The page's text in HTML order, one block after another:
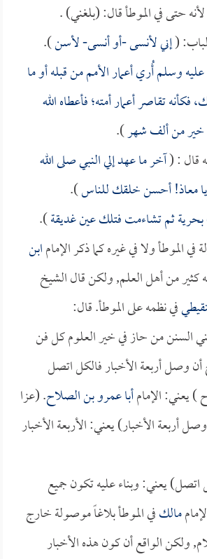
لأنه حتى في الموطأ قال: (بلغني) .
(إني لأنسى -أو أنسى- لأسن).
عليه وسلم أُري أعمار الأمم من قبله أو ما
فكأنه تقاصر أعمار أمته؛ فأعطاه الله
خير من ألف شهر).
قال : (آخر ما عهد إلي النبي صلى الله
معاذ! أحسن خلقك للناس).
بحرية ثم تشاءمت فتلك عين غديقة).
الموطأ ولا في غيره كما ذكر الإمامابن
كثير من أهل العلم, ولكن قال الشيخ
في نظمه على الموطأ. قال:
السنن من حاز في خير العلوم كل فن
وصل أربعة الأخبار فالكل اتصل
) يعني: الإمامأبا عمرو بن الصلاح. (عزا
أربعة الأخبار) يعني: الأربعة الأخبار
اتصل) يعني: وبناء عليه تكون جميع
مالكفي الموطأ بلاغاً موصولة خارج
ولكن الواقع أن كون هذه الأخبار